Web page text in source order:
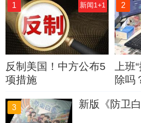
1 新闻1+1
反制美国！中方公布5
项措施
2
上
除吗
3 新版《防卫